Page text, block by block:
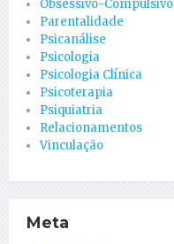
Obsessivo-Compulsivo
Parentalidade
Psicanálise
Psicologia
Psicologia Clínica
Psicoterapia
Psiquiatria
Relacionamentos
Vinculação
Meta